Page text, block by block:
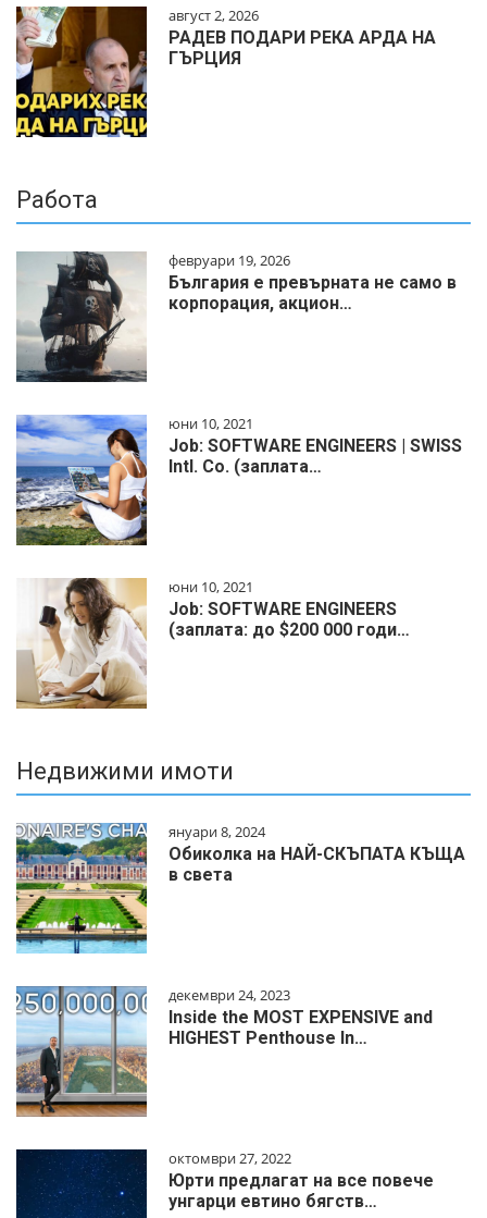
август 2, 2026
РАДЕВ ПОДАРИ РЕКА АРДА НА
ГЪРЦИЯ
Работа
февруари 19, 2026
България е превърната не само в
корпорация, акцион…
юни 10, 2021
Job: SOFTWARE ENGINEERS | SWISS
Intl. Co. (заплата…
юни 10, 2021
Job: SOFTWARE ENGINEERS
(заплата: до $200 000 годи…
Недвижими имоти
януари 8, 2024
Обиколка на НАЙ-СКЪПАТА КЪЩА
в света
декември 24, 2023
Inside the MOST EXPENSIVE and
HIGHEST Penthouse In…
октомври 27, 2022
Юрти предлагат на все повече
унгарци евтино бягств…